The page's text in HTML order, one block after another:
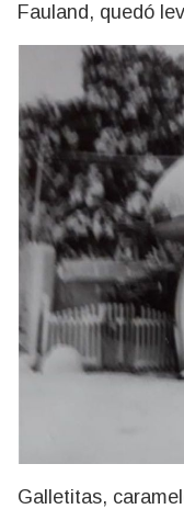
Fauland, quedó
Galletitas,